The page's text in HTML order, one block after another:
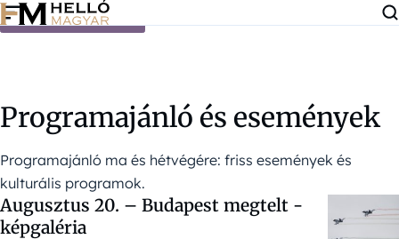
Ugrás a tartalomra
Programajánló és események
Programajánló ma és hétvégére: friss események és
kulturális programok.
Augusztus 20. – Budapest megtelt -
képgaléria